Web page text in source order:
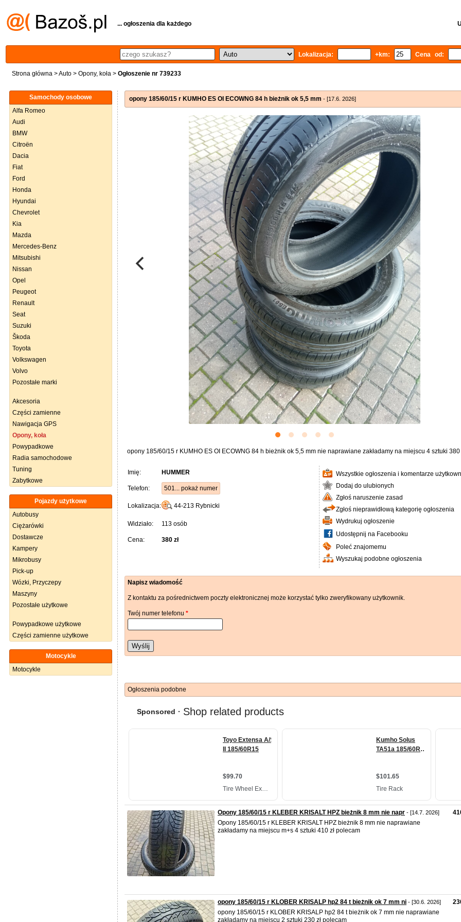
... ogłoszenia dla każdego
Lokalizacja: +km: Cena od:
Strona główna >Auto > Opony, koła > Ogłoszenie nr 739233
Samochody osobowe
Alfa Romeo
Audi
BMW
Citroën
Dacia
Fiat
Ford
Honda
Hyundai
Chevrolet
Kia
Mazda
Mercedes-Benz
Mitsubishi
Nissan
Opel
Peugeot
Renault
Seat
Suzuki
Škoda
Toyota
Volkswagen
Volvo
Pozostałe marki
Akcesoria
Części zamienne
Nawigacja GPS
Opony, koła
Powypadkowe
Radia samochodowe
Tuning
Zabytkowe
Pojazdy użytkowe
Autobusy
Ciężarówki
Dostawcze
Kampery
Mikrobusy
Pick-up
Wózki, Przyczepy
Maszyny
Pozostałe użytkowe
Powypadkowe użytkowe
Części zamienne użytkowe
Motocykle
Motocykle
opony 185/60/15 r KUMHO ES OI ECOWNG 84 h bieżnik ok 5,5 mm - [17.6. 2026]
opony 185/60/15 r KUMHO ES OI ECOWNG 84 h bieżnik ok 5,5 mm nie naprawiane zakładamy na miejscu 4 sztuki 380
Imię: HUMMER
Telefon: 501... pokaż numer
Lokalizacja: 44-213 Rybnicki
Widziało: 113 osób
Cena: 380 zł
Wszystkie ogłoszenia i komentarze
Dodaj do ulubionych
Zgłoś naruszenie zasad
Zgłoś nieprawidłową kategorię ogłoszenia
Wydrukuj ogłoszenie
Udostępnij na Facebooku
Poleć znajomemu
Wyszukaj podobne ogłoszenia
Napisz wiadomość
Z kontaktu za pośrednictwem poczty elektronicznej może korzystać tylko zweryfikowany użytkownik.
Twój numer telefonu *
Wyślij
Ogłoszenia podobne
Opony 185/60/15 r KLEBER KRISALT HPZ bieżnik 8 mm nie napr - [14.7. 2026]
Opony 185/60/15 r KLEBER KRISALT HPZ bieżnik 8 mm nie naprawiane
zakładamy na miejscu m+s 4 sztuki 410 zł polecam
opony 185/60/15 r KLOBER KRISALP hp2 84 t bieżnik ok 7 mm ni - [30.6. 2026]
opony 185/60/15 r KLOBER KRISALP hp2 84 t bieżnik ok 7 mm nie naprawiane
zakładamy na miejscu 2 sztuki 230 zł polecam